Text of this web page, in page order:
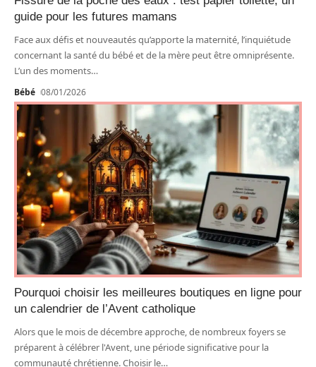
guide pour les futures mamans
Face aux défis et nouveautés qu’apporte la maternité, l’inquiétude
concernant la santé du bébé et de la mère peut être omniprésente.
L’un des moments…
Bébé 08/01/2026
Pourquoi choisir les meilleures boutiques en ligne pour
un calendrier de l’Avent catholique
Alors que le mois de décembre approche, de nombreux foyers se
préparent à célébrer l'Avent, une période significative pour la
communauté chrétienne. Choisir le…